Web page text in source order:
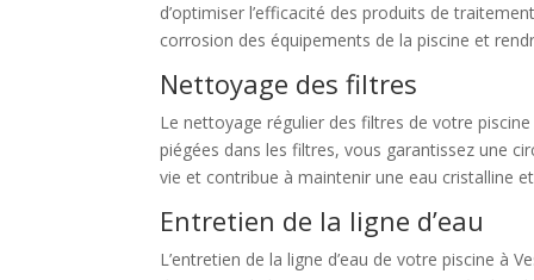
d’optimiser l’efficacité des produits de
corrosion des équipements de la piscine et
Nettoyage des filtres
Le nettoyage régulier des filtres de votre
piégées dans les filtres, vous garantissez une
vie et contribue à maintenir une eau cristalline
Entretien de la ligne d’eau
L’entretien de la ligne d’eau de votre piscine à